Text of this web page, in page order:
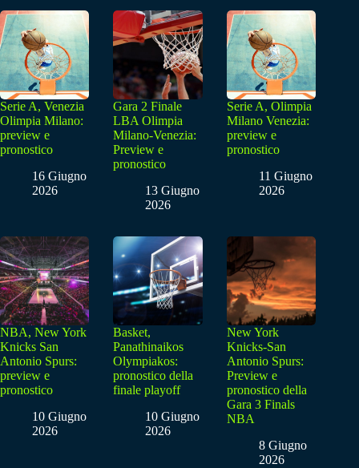
Serie A, Venezia
Olimpia Milano:
preview e
pronostico
16 Giugno
2026
Gara 2 Finale
LBA Olimpia
Milano-Venezia:
Preview e
pronostico
13 Giugno
2026
Serie A, Olimpia
Milano Venezia:
preview e
pronostico
11 Giugno
2026
NBA, New York
Knicks San
Antonio Spurs:
preview e
pronostico
10 Giugno
2026
Basket,
Panathinaikos
Olympiakos:
pronostico della
finale playoff
10 Giugno
2026
New York
Knicks-San
Antonio Spurs:
Preview e
pronostico della
Gara 3 Finals
NBA
8 Giugno
2026